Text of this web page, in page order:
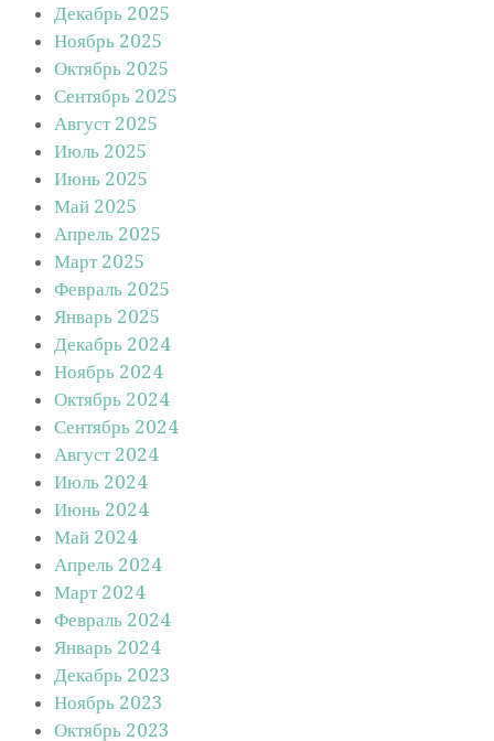
Декабрь 2025
Ноябрь 2025
Октябрь 2025
Сентябрь 2025
Август 2025
Июль 2025
Июнь 2025
Май 2025
Апрель 2025
Март 2025
Февраль 2025
Январь 2025
Декабрь 2024
Ноябрь 2024
Октябрь 2024
Сентябрь 2024
Август 2024
Июль 2024
Июнь 2024
Май 2024
Апрель 2024
Март 2024
Февраль 2024
Январь 2024
Декабрь 2023
Ноябрь 2023
Октябрь 2023